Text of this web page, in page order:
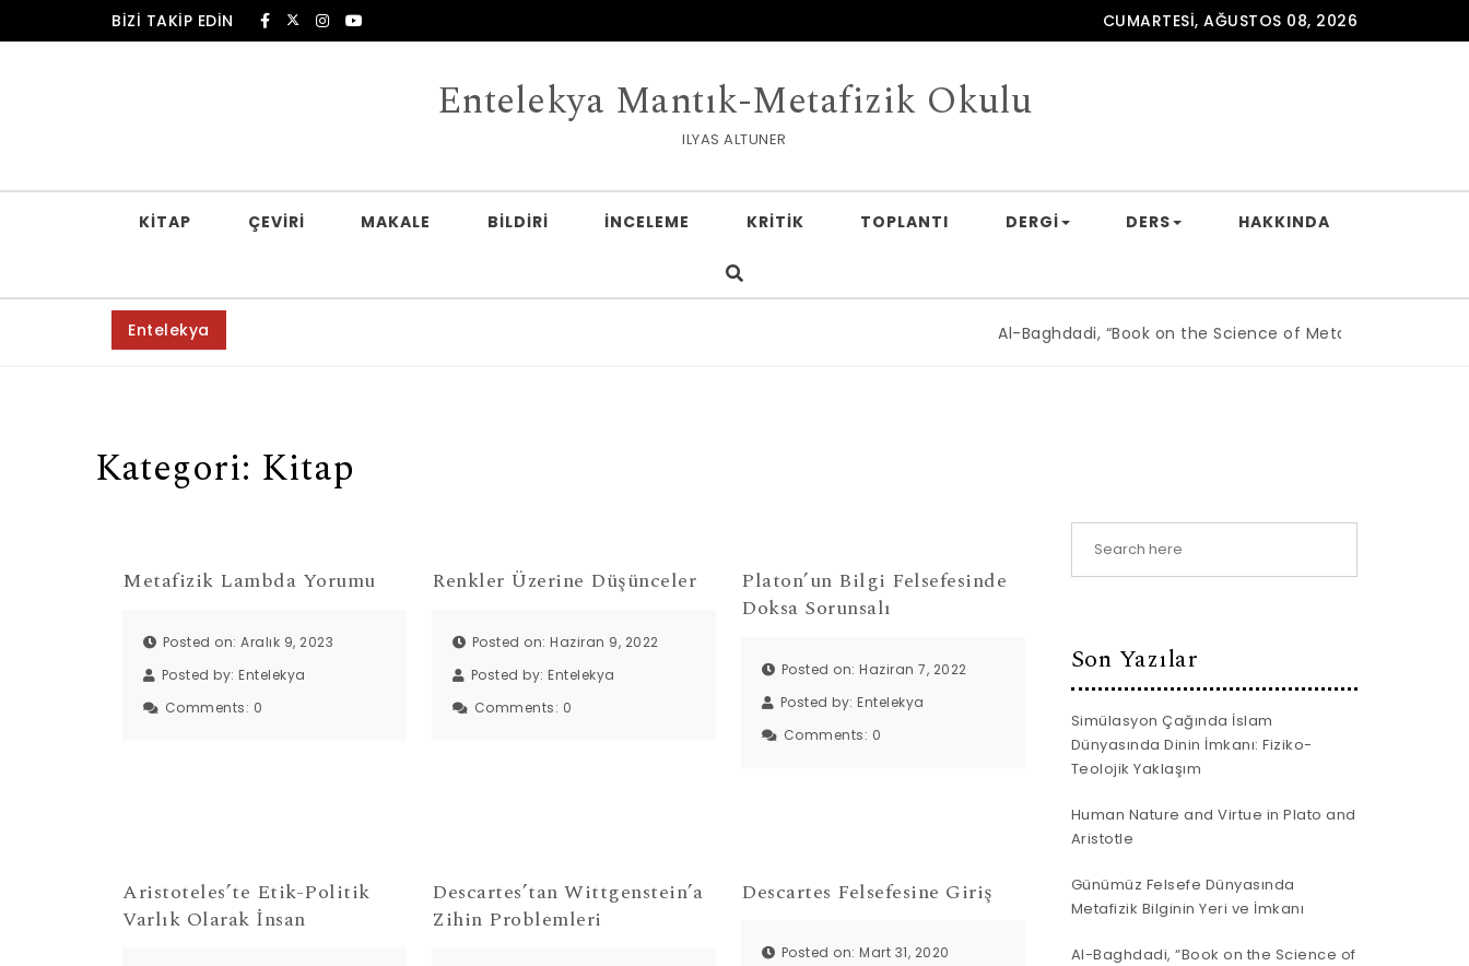
Skip to contentBIZI TAKIP EDIN CUMARTESI, AĞUSTOS 08, 2026
Entelekya Mantık-Metafizik Okulu
ILYAS ALTUNER
KITAP ÇEVIRI MAKALE BILDIRI İNCELEME KRITIK TOPLANTI DERGI DERS HAKKINDA
Entelekya Al-Baghdadi, “Book on the Science of Metaphysics, 14”
Kategori: Kitap
Metafizik Lambda Yorumu
Posted on: Aralık 9, 2023
Posted by: Entelekya
Comments: 0
Renkler Üzerine Düşünceler
Posted on: Haziran 9, 2022
Posted by:Entelekya
Comments: 0
Platon’un Bilgi Felsefesinde
Doksa Sorunsalı
Posted on: Haziran 7, 2022
Posted by:Entelekya
Comments: 0
Aristoteles’te Etik-Politik
Varlık Olarak İnsan
Descartes’tan Wittgenstein’a
Zihin Problemleri
Descartes Felsefesine Giriş
Posted on: Mart 31, 2020
Son Yazılar
Simülasyon Çağında İslam
Dünyasında Dinin İmkanı: Fiziko-
Teolojik Yaklaşım
Human Nature and Virtue in Plato and
Aristotle
Günümüz Felsefe Dünyasında
Metafizik Bilginin Yeri ve İmkanı
Al-Baghdadi, “Book on the Science of